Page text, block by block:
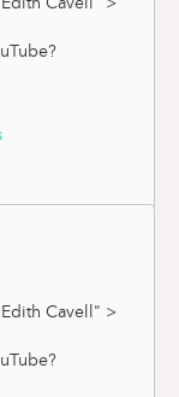
?
Cavell" >
?